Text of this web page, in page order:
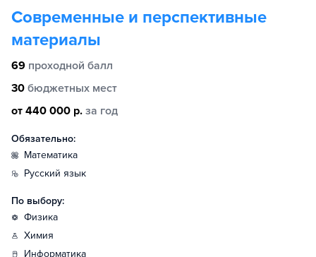
Современные и перспективные
материалы
69 проходной балл
30 бюджетных мест
от 440 000 р. за год
Обязательно:
математика
русский язык
По выбору:
физика
химия
информатика